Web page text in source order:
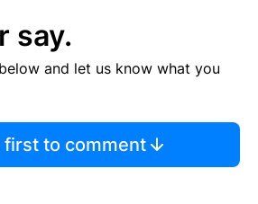
say.
and let us know what you
first to comment